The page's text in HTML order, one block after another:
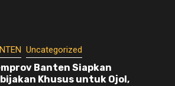
Uncategorized
Banten Siapkan
Khusus untuk Ojol,